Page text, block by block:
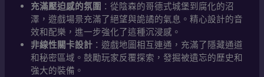
充滿壓迫感的氛圍 ：從陰森的哥德式城堡到腐化的沼
澤，遊戲場景充滿了絕望與詭譎的氣息。精心設計的音
效和配樂，進一步強化了這種沉浸感。
非線性關卡設計：遊戲地圖相互連通，充滿了隱藏通道
和秘密區域。鼓勵玩家反覆探索，發掘被遺忘的歷史和
強大的裝備。